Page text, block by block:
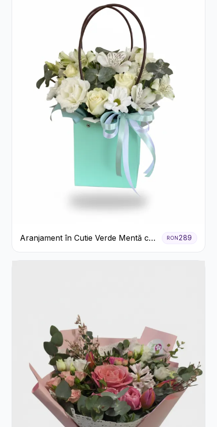
Aranjament în Cutie Verde Mentă cu
Trandafiri și Alstroemeria
RON289